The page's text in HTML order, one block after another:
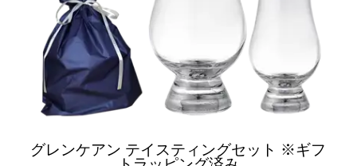
グレンケアン テイスティングセット ※ギフ